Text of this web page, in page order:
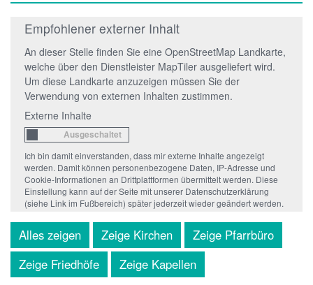
Empfohlener externer Inhalt
An dieser Stelle finden Sie eine OpenStreetMap Landkarte,
welche über den Dienstleister MapTiler ausgeliefert wird.
Um diese Landkarte anzuzeigen müssen Sie der
Verwendung von externen Inhalten zustimmen.
Externe Inhalte
Ich bin damit einverstanden, dass mir externe Inhalte angezeigt
werden. Damit können personenbezogene Daten, IP-Adresse und
Cookie-Informationen an Drittplattformen übermittelt werden. Diese
Einstellung kann auf der Seite mit unserer Datenschutzerklärung
(siehe Link im Fußbereich) später jederzeit wieder geändert werden.
Alles zeigen Zeige Kirchen
Zeige Pfarrbüro
Zeige Friedhöfe
Zeige Kapellen